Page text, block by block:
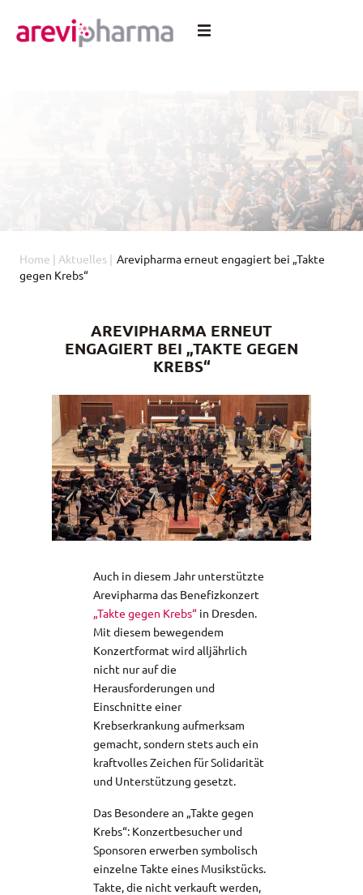
Home | Aktuelles | Arevipharma erneut engagiert bei „Takte
gegen Krebs“
AREVIPHARMA ERNEUT
ENGAGIERT BEI „TAKTE GEGEN
KREBS“
Auch in diesem Jahr unterstützte
Arevipharma das Benefizkonzert
„Takte gegen Krebs“ in Dresden.
Mit diesem bewegendem
Konzertformat wird alljährlich
nicht nur auf die
Herausforderungen und
Einschnitte einer
Krebserkrankung aufmerksam
gemacht, sondern stets auch ein
kraftvolles Zeichen für Solidarität
und Unterstützung gesetzt.
Das Besondere an „Takte gegen
Krebs“: Konzertbesucher und
Sponsoren erwerben symbolisch
einzelne Takte eines Musikstücks.
Takte, die nicht verkauft werden,